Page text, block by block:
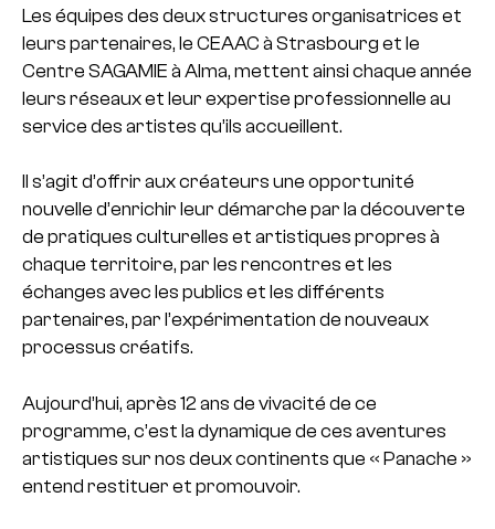
Les équipes des deux structures organisatrices et
leurs partenaires, le CEAAC à Strasbourg et le
Centre SAGAMIE à Alma, mettent ainsi chaque année
leurs réseaux et leur expertise professionnelle au
service des artistes qu’ils accueillent.
Il s’agit d’offrir aux créateurs une opportunité
nouvelle d’enrichir leur démarche par la découverte
de pratiques culturelles et artistiques propres à
chaque territoire, par les rencontres et les
échanges avec les publics et les différents
partenaires, par l’expérimentation de nouveaux
processus créatifs.
Aujourd’hui, après 12 ans de vivacité de ce
programme, c’est la dynamique de ces aventures
artistiques sur nos deux continents que « Panache »
entend restituer et promouvoir.